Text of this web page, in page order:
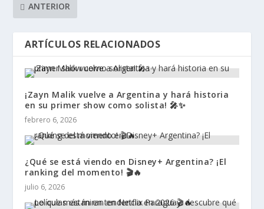
ANTERIOR
ARTÍCULOS RELACIONADOS
¡Zayn Malik vuelve a Argentina y hará historia
en su primer show como solista! 🎤✨
febrero 6, 2026
¿Qué se está viendo en Disney+ Argentina? ¡El
ranking del momento! 🎬🔥
julio 6, 2026